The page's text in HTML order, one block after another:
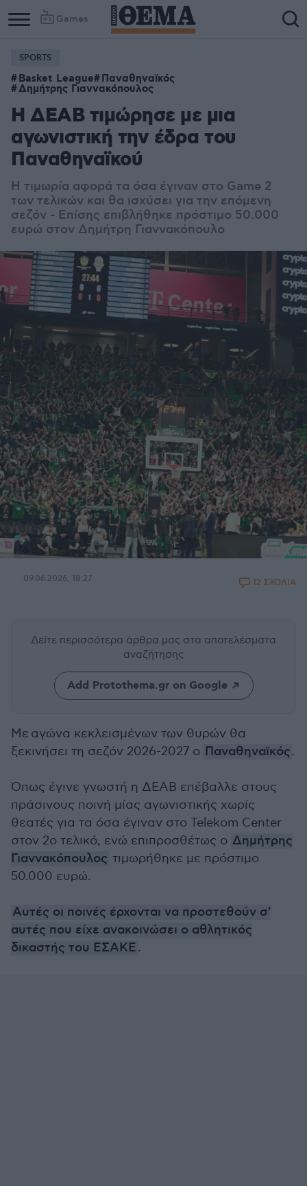
Games
SPORTS
Basket League Παναθηναϊκός
Δημήτρης Γιαννακόπουλος
Η ΔΕΑΒ τιμώρησε με μια
αγωνιστική την έδρα του
Παναθηναϊκού
Η τιμωρία αφορά τα όσα έγιναν στο Game 2
των τελικών και θα ισχύσει για την επόμενη
σεζόν - Επίσης επιβλήθηκε πρόστιμο 50.000
ευρώ στον Δημήτρη Γιαννακόπουλο
09.06.2026, 18:27 12 ΣΧΟΛΙΑ
Δείτε περισσότερα άρθρα μας στα αποτελέσματα
αναζήτησης
Add Protothema.gr on Google
Με αγώνα κεκλεισμένων των θυρών θα
ξεκινήσει τη σεζόν 2026-2027 ο Παναθηναϊκός.
Όπως έγινε γνωστή η ΔΕΑΒ επέβαλλε στους
πράσινους ποινή μίας αγωνιστικής χωρίς
θεατές για τα όσα έγιναν στο Telekom Center
στον 2ο τελικό, ενώ επιπροσθέτως ο Δημήτρης
Γιαννακόπουλος τιμωρήθηκε με πρόστιμο
50.000 ευρώ.
Αυτές οι ποινές έρχονται να προστεθούν σ'
αυτές που είχε ανακοινώσει ο αθλητικός
δικαστής του ΕΣΑΚΕ.